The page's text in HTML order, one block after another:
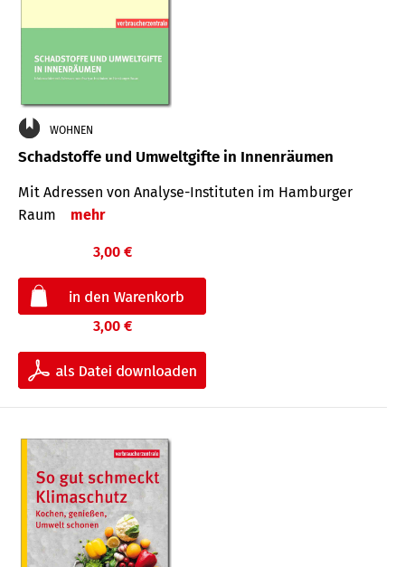
WOHNEN
Schadstoffe und Umweltgifte in Innenräumen
Mit Adressen von Analyse-Insti­tuten im Hamburger
Raum
mehr
3,00 €
3,00 €